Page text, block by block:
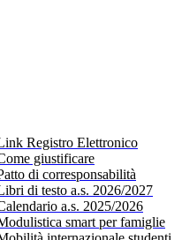
Registro Elettronico
giustificare
di corresponsabilità
di testo a.s. 2026/2027
a.s. 2025/2026
smart per famiglie